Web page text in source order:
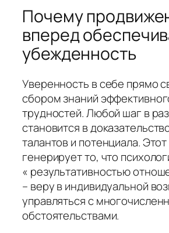
Почему
вперед
убежденность
Уверенность в себе прямо
сбором знаний
трудностей. Любой шаг в
становится в
талантов и потенциала.
генерирует то, что
« результативностью
– веру в индивидуальной
управляться с
обстоятельствами.